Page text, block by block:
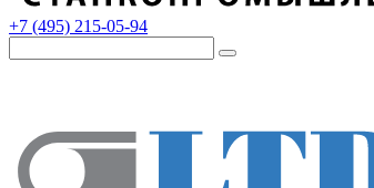
+7 (495) 215-05-94